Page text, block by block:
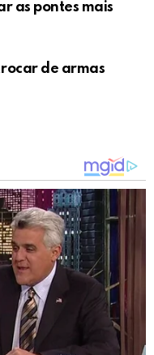
as pontes mais
de armas